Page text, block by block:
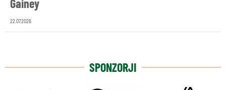
Gainey
22.07.2026
SPONZORJI